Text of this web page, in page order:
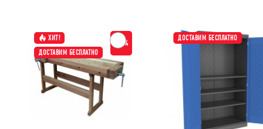
ХИТ!
ДОСТАВИМ БЕСПЛАТНО
-15%
ДОСТАВИМ БЕСПЛАТНО